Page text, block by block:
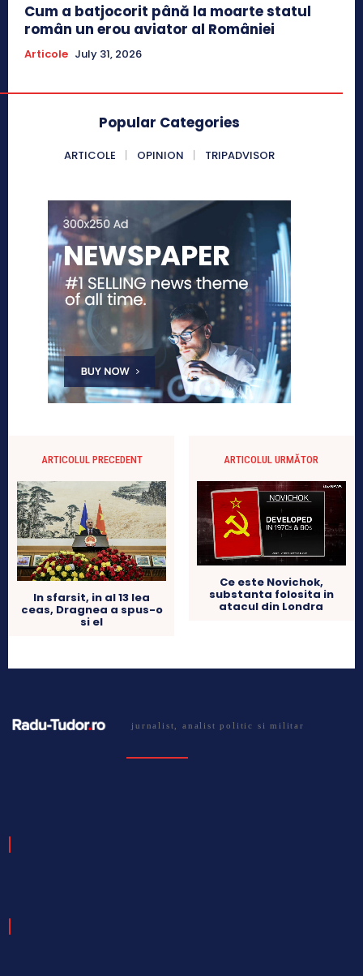
Cum a batjocorit până la moarte statul
român un erou aviator al României
Articole July 31, 2026
Popular Categories
ARTICOLE OPINION TRIPADVISOR
ARTICOLUL PRECEDENT
In sfarsit, in al 13 lea
ceas, Dragnea a spus-o
si el
ARTICOLUL URMĂTOR
Ce este Novichok,
substanta folosita in
atacul din Londra
jurnalist, analist politic si militar